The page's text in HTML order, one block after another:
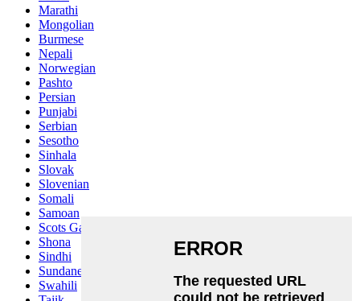
Marathi
Mongolian
Burmese
Nepali
Norwegian
Pashto
Persian
Punjabi
Serbian
Sesotho
Sinhala
Slovak
Slovenian
Somali
Samoan
Scots Gaelic
Shona
Sindhi
Sundanese
Swahili